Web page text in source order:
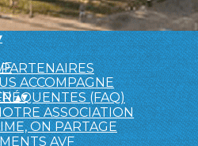
ACCOMPAGNE
(FAQ)
ASSOCIATION
▴▾
ON PARTAGE
AVF